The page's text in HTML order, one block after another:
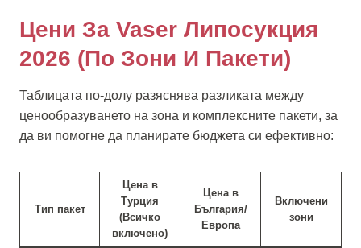
Цени За Vaser Липосукция
2026 (По Зони И Пакети)
Таблицата по-долу разяснява разликата между
ценообразуването на зона и комплексните пакети, за
да ви помогне да планирате бюджета си ефективно:
Тип пакет
Цена в
Турция
(Всичко
включено)
Цена в
България/
Европа
Включени
зони